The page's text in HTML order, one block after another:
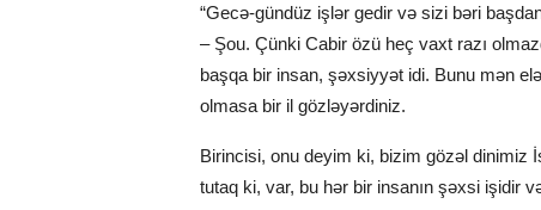
“Gecə-gündüz işlər gedir və sizi bəri
– Şou. Çünki Cabir özü heç vaxt razı
başqa bir insan, şəxsiyyət idi. Bunu mən
olmasa bir il gözləyərdiniz.
Birincisi, onu deyim ki, bizim gözəl dinimiz
tutaq ki, var, bu hər bir insanın şəxsi işidir